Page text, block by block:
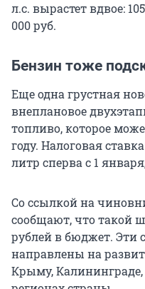
л.с. вырастет вдвое:
000 руб.
Бензин тоже
Еще одна грустная
внеплановое
топливо, которое
году. Налоговая
литр сперва с 1
Со ссылкой на
сообщают, что такой
рублей в бюджет. Эти
направлены на
Крыму, Калининграде,